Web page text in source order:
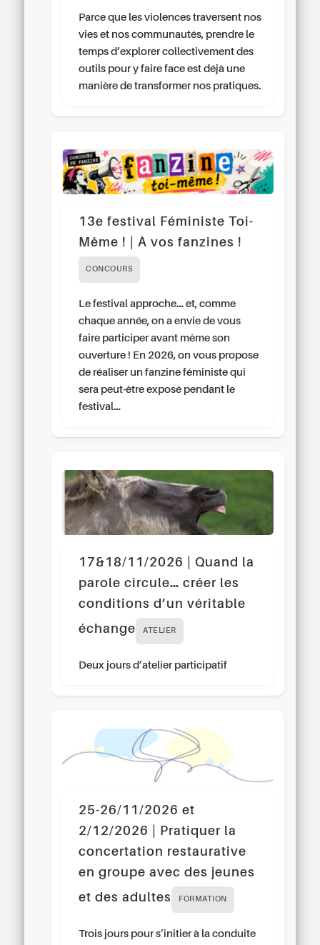
Parce que les violences traversent nos
vies et nos communautés, prendre le
temps d’explorer collectivement des
outils pour y faire face est déjà une
manière de transformer nos pratiques.
13e festival Féministe Toi-
Même ! | À vos fanzines !
CONCOURS
Le festival approche… et, comme
chaque année, on a envie de vous
faire participer avant même son
ouverture ! En 2026, on vous propose
de réaliser un fanzine féministe qui
sera peut-être exposé pendant le
festival…
17&18/11/2026 | Quand la
parole circule… créer les
conditions d’un véritable
échange
ATELIER
Deux jours d’atelier participatif
25-26/11/2026 et
2/12/2026 | Pratiquer la
concertation restaurative
en groupe avec des jeunes
et des adultes
FORMATION
Trois jours pour s’initier à la conduite